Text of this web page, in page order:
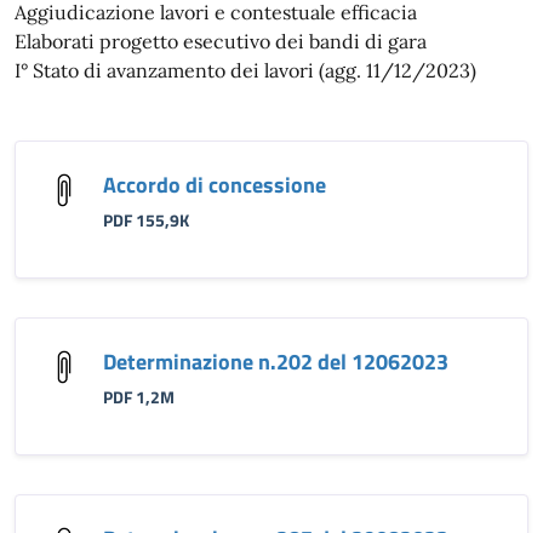
Aggiudicazione lavori e contestuale efficacia
Elaborati progetto esecutivo dei bandi di gara
I° Stato di avanzamento dei lavori (agg. 11/12/2023)
Accordo di concessione
PDF 155,9K
Determinazione n.202 del 12062023
PDF 1,2M